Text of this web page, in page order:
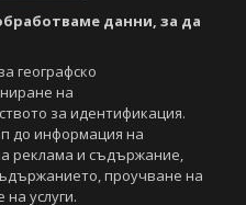
данни, за да
географско
на
за идентификация.
до информация на
реклама и съдържание,
проучване на
услуги.